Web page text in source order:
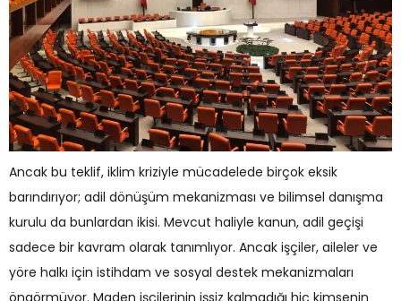
Ancak bu teklif, iklim kriziyle mücadelede birçok eksik
barındırıyor; adil dönüşüm mekanizması ve bilimsel danışma
kurulu da bunlardan ikisi. Mevcut haliyle kanun, adil geçişi
sadece bir kavram olarak tanımlıyor. Ancak işçiler, aileler ve
yöre halkı için istihdam ve sosyal destek mekanizmaları